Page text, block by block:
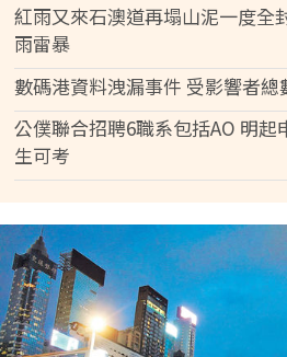
紅雨又來石澳道再塌山泥一度全
雨雷暴
數碼港資料洩漏事件 受影響者總
公僕聯合招聘6職系包括AO 明起
生可考